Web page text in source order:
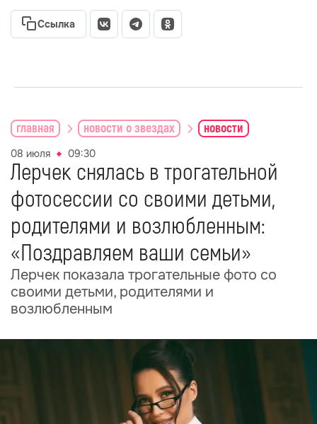
Ссылка
главная новости о звездах новости
08 июля 09:30
Лерчек снялась в трогательной
фотосессии со своими детьми,
родителями и возлюбленным:
«Поздравляем ваши семьи»
Лерчек показала трогательные фото со
своими детьми, родителями и
возлюбленным